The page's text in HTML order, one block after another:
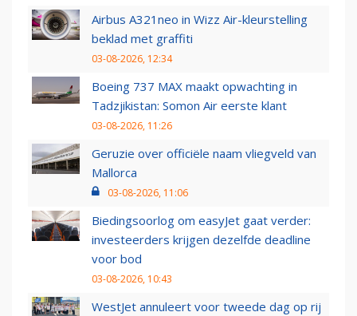
Airbus A321neo in Wizz Air-kleurstelling
beklad met graffiti
03-08-2026, 12:34
Boeing 737 MAX maakt opwachting in
Tadzjikistan: Somon Air eerste klant
03-08-2026, 11:26
Geruzie over officiële naam vliegveld van
Mallorca
03-08-2026, 11:06
Biedingsoorlog om easyJet gaat verder:
investeerders krijgen dezelfde deadline
voor bod
03-08-2026, 10:43
WestJet annuleert voor tweede dag op rij